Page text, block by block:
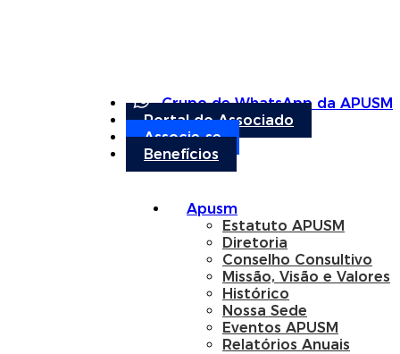
Grupo de WhatsApp da APUSM
Portal do Associado
Associe-se
Benefícios
Apusm
Estatuto APUSM
Diretoria
Conselho Consultivo
Missão, Visão e Valores
Histórico
Nossa Sede
Eventos APUSM
Relatórios Anuais